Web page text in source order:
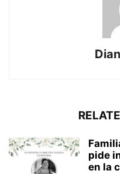
pide
en la